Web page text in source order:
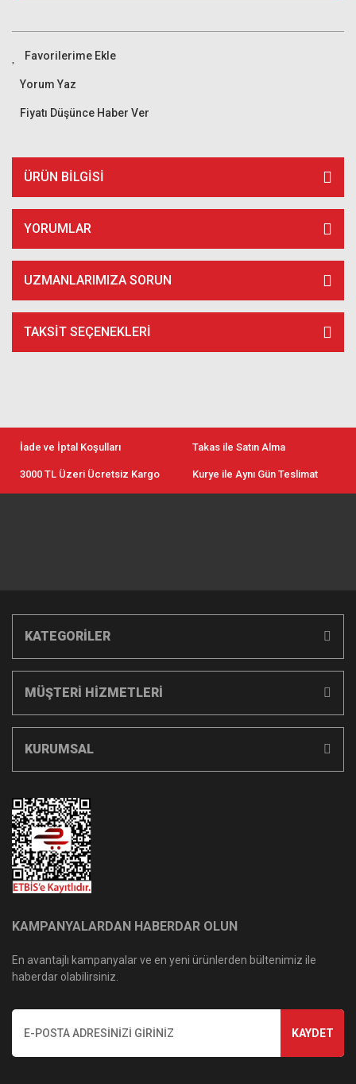
Yorum Yaz
Fiyatı Düşünce Haber Ver
ÜRÜN BILGISI
YORUMLAR
UZMANLARIMIZA SORUN
TAKSIT SEÇENEKLERI
İade ve İptal Koşulları Takas ile Satın Alma
3000 TL Üzeri Ücretsiz Kargo Kurye ile Aynı Gün Teslimat
KATEGORİLER
MÜŞTERİ HİZMETLERİ
KURUMSAL
KAMPANYALARDAN HABERDAR OLUN
En avantajlı kampanyalar ve en yeni ürünlerden bültenimiz ile
haberdar olabilirsiniz.
KAYDET